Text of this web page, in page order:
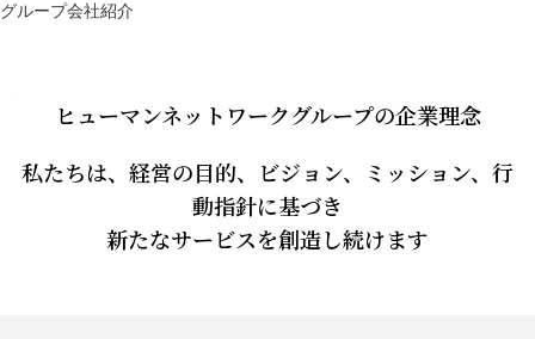
グループ会社紹介
ヒューマンネットワークグループの企業理念
私たちは、経営の目的、ビジョン、ミッション、行
動指針に基づき
新たなサービスを創造し続けます